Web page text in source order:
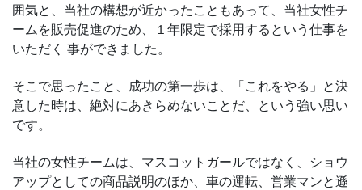
囲気と、当社の構想が近かったこともあって、当社女性チ
ームを販売促進のため、１年限定で採用するという仕事を
いただく 事ができました。
そこで思ったこと、成功の第一歩は、「これをやる」と決
意した時は、絶対にあきらめないことだ、という強い思い
です。
当社の女性チームは、マスコットガールではなく、ショウ
アップとしての商品説明のほか、車の運転、営業マンと遜